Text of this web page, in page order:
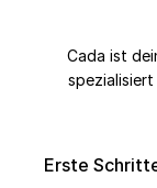
Cada ist
spezialisiert
Erste